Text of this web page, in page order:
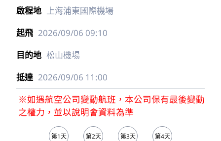
上海浦東國際機場
2026/09/06 09:10
松山機場
2026/09/06 11:00
※如遇航空公司變動航班，本公司保有最後變動
之權力，並以說明會資料為準
第1天 第2天 第3天 第4天